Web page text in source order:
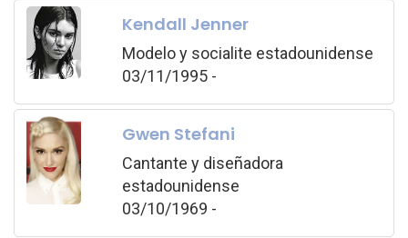
Kendall Jenner
Modelo y socialite estadounidense
03/11/1995 -
Gwen Stefani
Cantante y diseñadora
estadounidense
03/10/1969 -